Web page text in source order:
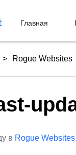
Главная
Rogue Websites
в Rogue Websites,